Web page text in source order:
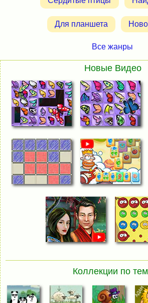
Для планшета
Все жанры
Новые Видео
Коллекции по